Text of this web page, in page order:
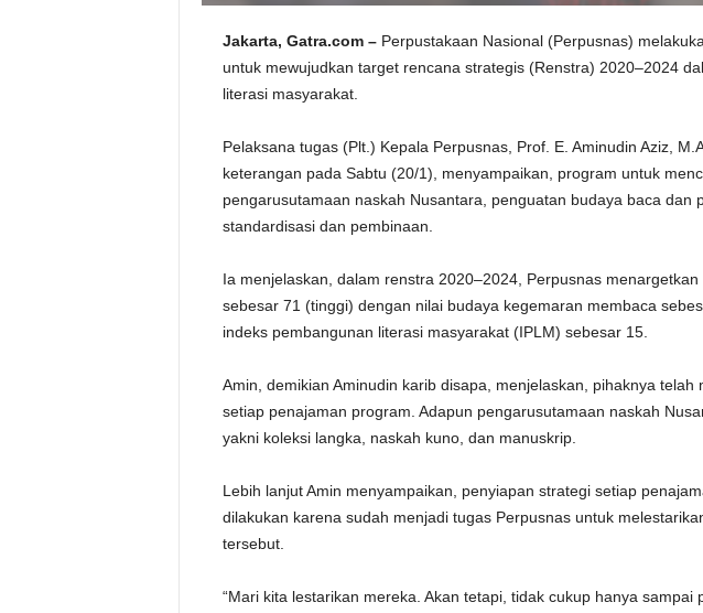
Jakarta, Gatra.com – Perpustakaan Nasional (Perpusnas)
untuk mewujudkan target rencana strategis (Renstra) 2020–2024
literasi masyarakat.
Pelaksana tugas (Plt.) Kepala Perpusnas, Prof. E. Aminudin Aziz,
keterangan pada Sabtu (20/1), menyampaikan, program untuk
pengarusutamaan naskah Nusantara, penguatan budaya baca dan
standardisasi dan pembinaan.
Ia menjelaskan, dalam renstra 2020–2024, Perpusnas
sebesar 71 (tinggi) dengan nilai budaya kegemaran membaca
indeks pembangunan literasi masyarakat (IPLM) sebesar 15.
Amin, demikian Aminudin karib disapa, menjelaskan, pihaknya telah
setiap penajaman program. Adapun pengarusutamaan naskah
yakni koleksi langka, naskah kuno, dan manuskrip.
Lebih lanjut Amin menyampaikan, penyiapan strategi setiap
dilakukan karena sudah menjadi tugas Perpusnas untuk
tersebut.
“Mari kita lestarikan mereka. Akan tetapi, tidak cukup hanya sampai